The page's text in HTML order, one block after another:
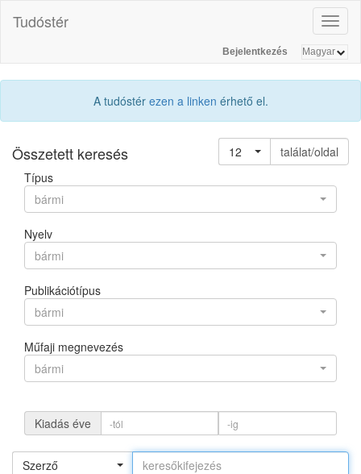
Tudóstér
Bejelentkezés
A tudóstér ezen a linken érhető el.
Összetett keresés 12
találat/oldal
Típus
bármi
Nyelv
bármi
Publikációtípus
bármi
Műfaji megnevezés
bármi
Kiadás éve
Szerző